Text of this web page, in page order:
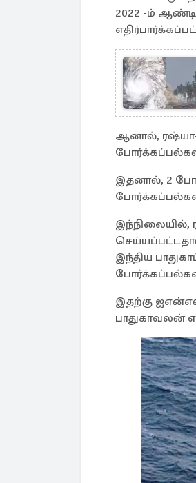
2022 -ம்
ஆனால்,
போர்க்கப்பல்கள்
இதனால், 2
இந்நிலையில்,
இந்திய
இதற்கு
பாதுகாவலன்